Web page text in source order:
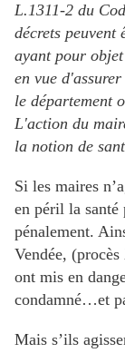
L.1311-2 du
décrets peuvent
ayant pour
en vue
le département
L'action du
la notion de
Si les maires
en péril la santé
pénalement.
Vendée,
ont mis en
condamné…et
Mais s’ils